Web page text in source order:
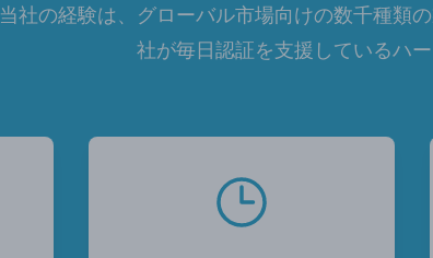
当社の経験は、グローバル市場向けの数千種類
社が毎日認証を支援しているハ